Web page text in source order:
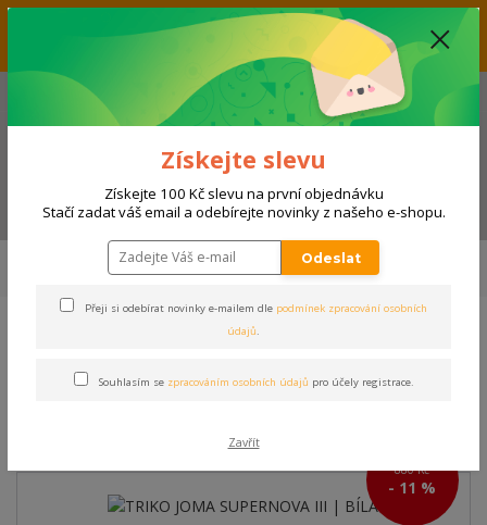
Vážení zákazníci, aktuálně nabízíme slevu až 33% na produkty
umístěné v kategorii VÝPRODEJ. Přejeme příjemný nákup! Váš tým E-
SHOPSPORT.CZ
Menu
+420 728 118 114 (Po-Ne, 9-20 hod.)
FOTBAL, FUTSAL Zápasové vybavení
TRIKO JOMA SUPERNOVA III | BÍLÁ
BÍLÁ
880 Kč
- 11 %
Získejte slevu
Získejte 100 Kč slevu na první objednávku
Stačí zadat váš email a odebírejte novinky z našeho e-shopu.
Odeslat
Přeji si odebírat novinky e-mailem dle podmínek zpracování osobních
údajů.
Souhlasím se zpracováním osobních údajů pro účely registrace.
Zavřít